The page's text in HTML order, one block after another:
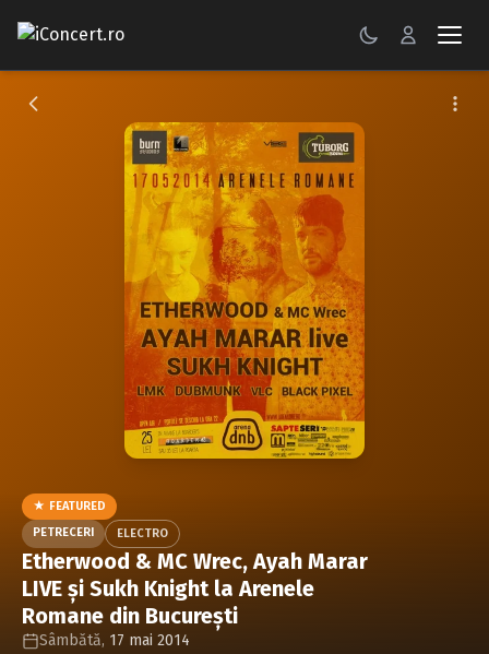
CONCERTE
Caută în site...
★ FEATURED
PETRECERI
ELECTRO
Etherwood & MC Wrec, Ayah Marar
LIVE şi Sukh Knight la Arenele
Romane din Bucureşti
Sâmbătă, 17 mai 2014